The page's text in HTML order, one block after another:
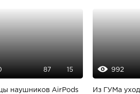
87 15
наушников AirPods
992
Из ГУМа